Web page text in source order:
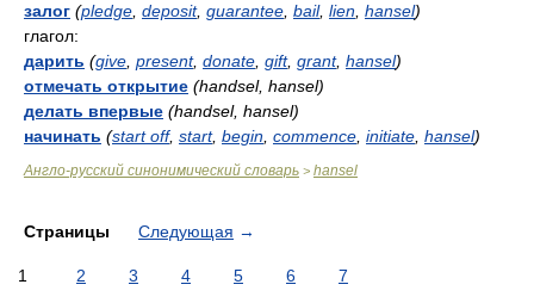
залог (pledge deposit, guarantee bail, lien hansel)
глагол:
дарить (give present, donate gift, grant, hansel)
отмечать открытие (handsel, hansel)
делать впервые (handsel, hansel)
начинать (start off, start, begin commence initiate hansel)
Англо-русский синонимический словарь > hansel
Страницы Следующая →
1 2 3 4 5 6 7